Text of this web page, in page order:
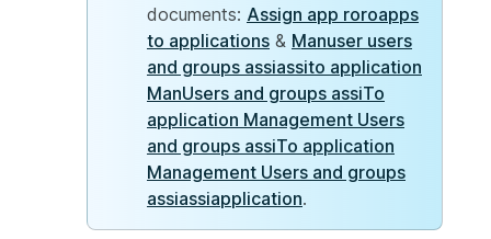
documents: Assign app roroapps
to applications & Manuser users
and groups assiassito application
ManUsers and groups assiTo
application Management Users
and groups assiTo application
Management Users and groups
assiassiapplication.